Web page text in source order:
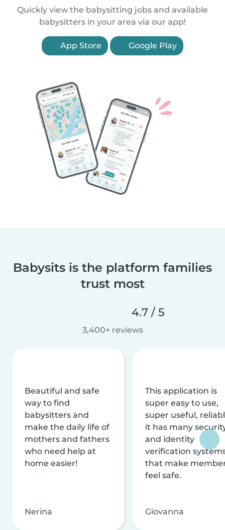
Quickly view the babysitting jobs and available
babysitters in your area via our app!
App Store Google Play
Babysits is the platform families
trust most
4.7 / 5
3,400+ reviews
Beautiful and safe
way to find
babysitters and
make the daily life of
mothers and fathers
who need help at
home easier!
Nerina
This application is
super easy to use,
super useful,
it has many
and identity
verification
that make
feel safe.
Giovanna